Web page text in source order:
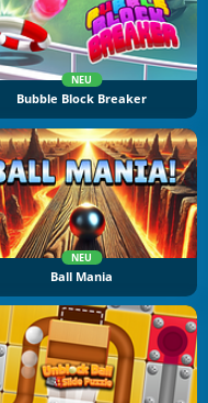
NEU
Bubble Block Breaker
NEU
Ball Mania